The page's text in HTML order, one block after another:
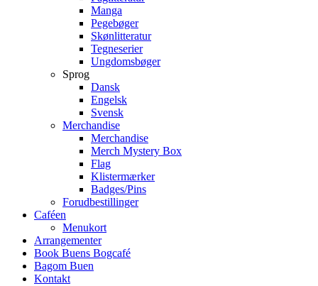
Manga
Pegebøger
Skønlitteratur
Tegneserier
Ungdomsbøger
Sprog
Dansk
Engelsk
Svensk
Merchandise
Merchandise
Merch Mystery Box
Flag
Klistermærker
Badges/Pins
Forudbestillinger
Caféen
Menukort
Arrangementer
Book Buens Bogcafé
Bagom Buen
Kontakt